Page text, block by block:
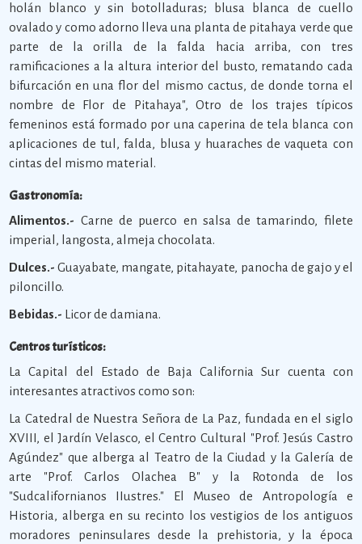
holán blanco y sin botolladuras; blusa blanca de cuello
ovalado y como adorno lleva una planta de pitahaya verde que
parte de la orilla de la falda hacia arriba, con tres
ramificaciones a la altura interior del busto, rematando cada
bifurcación en una flor del mismo cactus, de donde torna el
nombre de Flor de Pitahaya", Otro de los trajes típicos
femeninos está formado por una caperina de tela blanca con
aplicaciones de tul, falda, blusa y huaraches de vaqueta con
cintas del mismo material.
Gastronomía:
Alimentos.- Carne de puerco en salsa de tamarindo, filete
imperial, langosta, almeja chocolata.
Dulces.- Guayabate, mangate, pitahayate, panocha de gajo y el
piloncillo.
Bebidas.- Licor de damiana.
Centros turísticos:
La Capital del Estado de Baja California Sur cuenta con
interesantes atractivos como son:
La Catedral de Nuestra Señora de La Paz, fundada en el siglo
XVIII, el Jardín Velasco, el Centro Cultural "Prof. Jesús Castro
Agúndez" que alberga al Teatro de la Ciudad y la Galería de
arte "Prof. Carlos Olachea B" y la Rotonda de los
"Sudcalifornianos IIustres." El Museo de Antropología e
Historia, alberga en su recinto los vestigios de los antiguos
moradores peninsulares desde la prehistoria, y la época